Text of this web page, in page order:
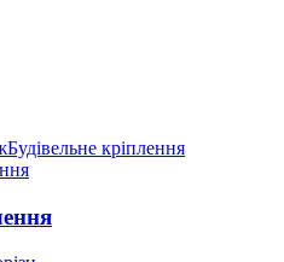
Будівельне кріплення